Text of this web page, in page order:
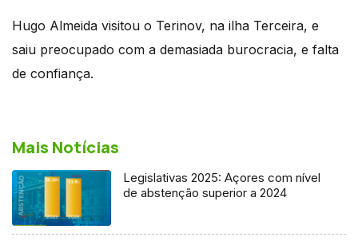
Hugo Almeida visitou o Terinov, na ilha Terceira, e
saiu preocupado com a demasiada burocracia, e falta
de confiança.
Mais Notícias
Legislativas 2025: Açores com nível
de abstenção superior a 2024